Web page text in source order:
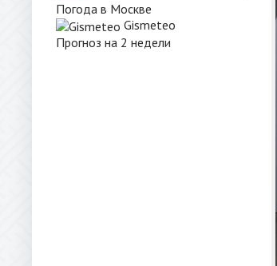
Погода в Москве
Gismeteo
Прогноз на 2 недели